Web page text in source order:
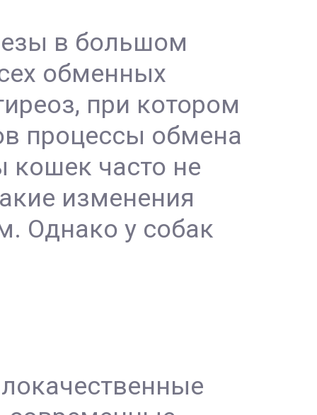
в большом
обменных
при котором
процессы обмена
часто не
изменения
Однако у собак